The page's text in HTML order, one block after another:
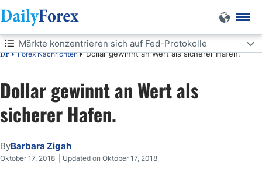
DF Forex Nachrichten Dollar gewinnt an Wert als sicherer Hafen.
Märkte konzentrieren sich auf Fed-Protokolle
Dollar gewinnt an Wert als
sicherer Hafen.
ByBarbara Zigah
Oktober 17, 2018 | Updated on Oktober 17, 2018